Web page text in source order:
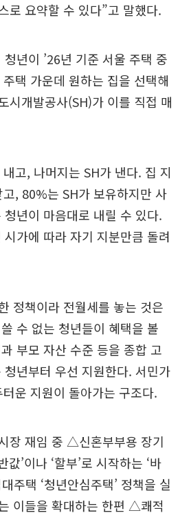
로 요약할 수 있다”고 말했다.
청년이 ’26년 기준 서울 주택 중
택 가운데 원하는 집을 선택해
시개발공사(SH)가 이를 직접 매
고, 나머지는 SH가 낸다. 집 지
, 80%는 SH가 보유하지만 사
년이 마음대로 내릴 수 있다.
가에 따라 자기 지분만큼 돌려
정책이라 전월세를 놓는 것은
수 없는 청년들이 혜택을 볼
부모 자산 수준 등을 종합 고
년부터 우선 지원한다. 서민가
운 지원이 돌아가는 구조다.
장 재임 중 △신혼부부용 장기
값’이나 ‘할부’로 시작하는 ‘바
주택 ‘청년안심주택’ 정책을 실
이들을 확대하는 한편 △쾌적